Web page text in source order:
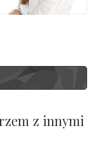
z innymi